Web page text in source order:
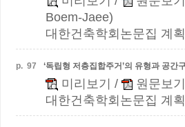
Boem-Jaee)
대한건축학회논문집 계
p. 97 ‘독립형 저층집합주거’의 유형과 공간
미리보기 / 원문보기
대한건축학회논문집 계